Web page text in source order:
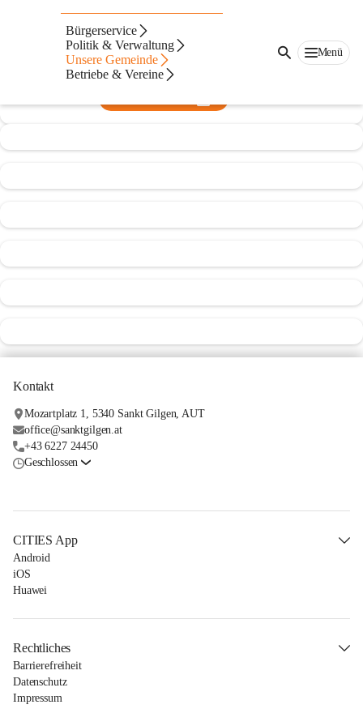
Bürgerservice
Politik & Verwaltung
Unsere Gemeinde
Betriebe & Vereine
Menü
Mittelschule St.Gilgen
@mittelschule-stgilgen
Mittelschule
Kontakt
Mozartplatz 1, 5340 Sankt Gilgen, AUT
office@sanktgilgen.at
+43 6227 24450
Geschlossen
CITIES App
Android
iOS
Huawei
Rechtliches
Barrierefreiheit
Datenschutz
Impressum